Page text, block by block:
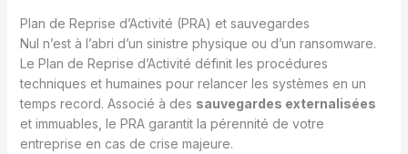
Plan de Reprise d’Activité (PRA) et sauvegardes
Nul n’est à l’abri d’un sinistre physique ou d’un ransomware.
Le Plan de Reprise d’Activité définit les procédures
techniques et humaines pour relancer les systèmes en un
temps record. Associé à des sauvegardes externalisées
et immuables, le PRA garantit la pérennité de votre
entreprise en cas de crise majeure.